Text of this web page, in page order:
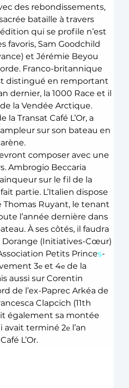
des rebondissements,
bataille à travers
qui se profile n’est
favoris, Sam Goodchild
et Jérémie Beyou
Franco-britannique
distingué en remportant
dernier, la 1000 Race et il
la Vendée Arctique.
Transat Café L’Or, a
sur son bateau en
composer avec une
Ambrogio Beccaria
sur le fil de la
partie. L’Italien dispose
Thomas Ruyant, le tenant
l’année dernière dans
À ses côtés, il faudra
(Initiatives-Cœur)
Petits Princes-
3e et 4e de la
aussi sur Corentin
de l’ex-Paprec Arkéa de
Clapcich (11th
également sa montée
avait terminé 2e l’an
L’Or.